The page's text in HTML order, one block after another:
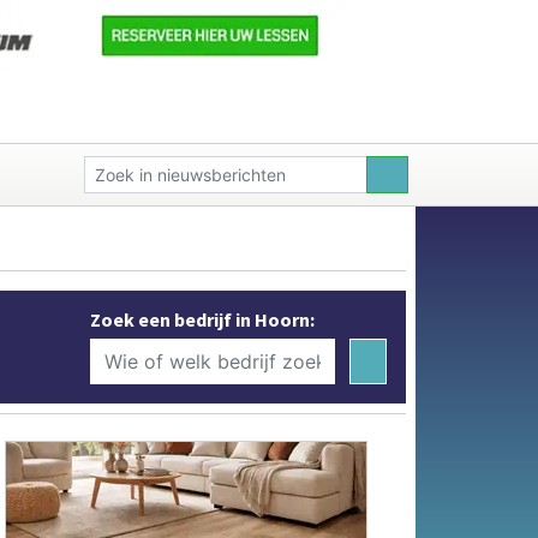
Zoek een bedrijf in Hoorn: